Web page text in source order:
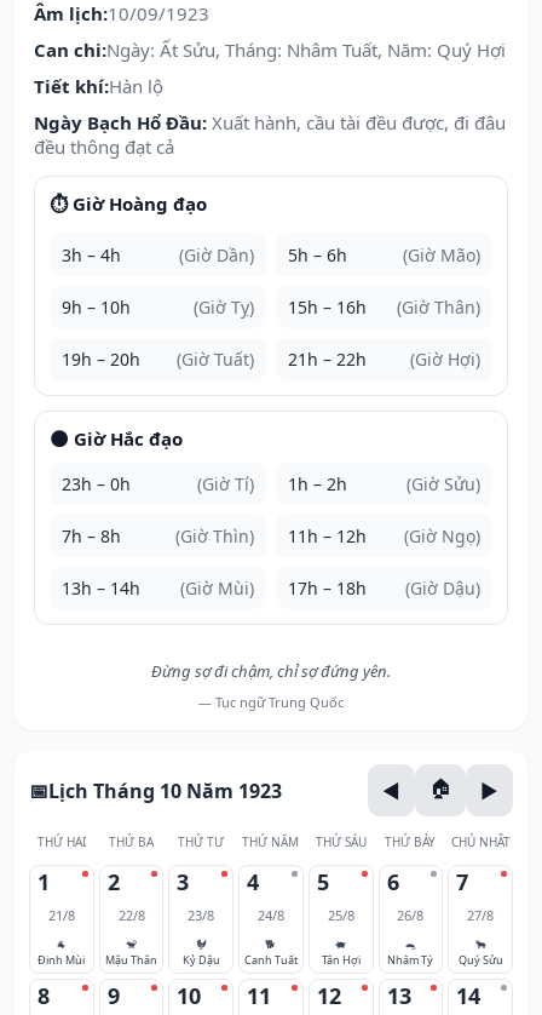
Âm lịch:10/09/1923
Can chi:Ngày: Ất Sửu, Tháng: Nhâm Tuất, Năm: Quý Hợi
Tiết khí:Hàn lộ
Ngày Bạch Hổ Đầu: Xuất hành, cầu tài đều được, đi đâu
đều thông đạt cả
⏱️ Giờ Hoàng đạo
3h – 4h (Giờ Dần) 5h – 6h (Giờ Mão)
9h – 10h (Giờ Tỵ) 15h – 16h (Giờ Thân)
19h – 20h (Giờ Tuất) 21h – 22h (Giờ Hợi)
🌑 Giờ Hắc đạo
23h – 0h (Giờ Tí) 1h – 2h (Giờ Sửu)
7h – 8h (Giờ Thìn) 11h – 12h (Giờ Ngọ)
13h – 14h (Giờ Mùi) 17h – 18h (Giờ Dậu)
Đừng sợ đi chậm, chỉ sợ đứng yên.
— Tục ngữ Trung Quốc
Lịch Tháng 10 Năm 1923
THỨ HAI THỨ BA THỨ TƯ THỨ NĂM THỨ SÁU THỨ BẢY CHỦ NHẬT
1
21/8
🐐
Đinh Mùi
2
22/8
🐒
Mậu Thân
3
23/8
🐓
Kỷ Dậu
4
24/8
🐕
Canh Tuất
5
25/8
🐖
Tân Hợi
6
26/8
🐀
Nhâm Tý
7
27/8
🐂
Quý Sửu
8 9 10 11 12 13 14